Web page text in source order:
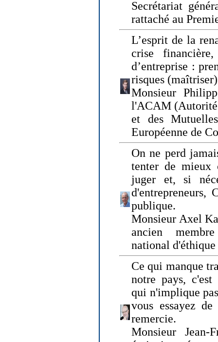
Secrétariat
rattaché au
L’esprit de la
crise
d’entreprise :
risques
Monsieur
l'ACAM (Autorité
et des
Européenne de
On ne perd
tenter de mieux
juger et, si
d'entrepreneurs,
publique.
Monsieur Axel
ancien
national d'éthique
Ce qui manque
notre pays,
qui n'implique
vous essayez
remercie.
Monsieur Jean-